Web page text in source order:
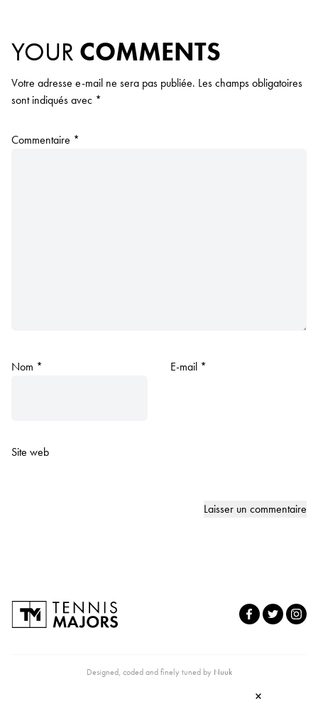
YOUR COMMENTS
Votre adresse e-mail ne sera pas publiée. Les champs obligatoires
sont indiqués avec *
Commentaire *
Nom * E-mail *
Site web
Designed, coded and finely tuned by Nuuk
×